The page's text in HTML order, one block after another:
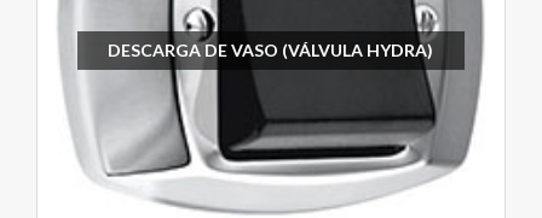
DESCARGA DE VASO (VÁLVULA HYDRA)